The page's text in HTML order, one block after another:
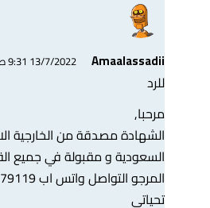
Amaalassadii 13/7/2022 9:31 ص
للرد
مرحبا,
الشهادة مصدقة من الخارجية
السعودية و مقبولة في جميع
المرجو التواصل واتس اب 0096171879119
تحياتي